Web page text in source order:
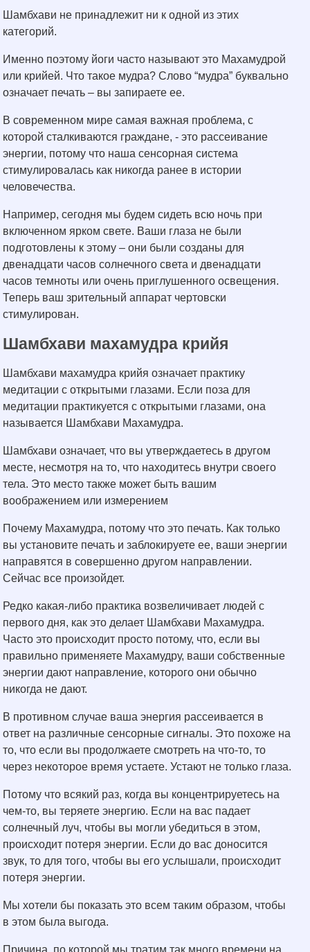
Шамбхави не принадлежит ни к одной из этих
категорий.
Именно поэтому йоги часто называют это Махамудрой
или крийей. Что такое мудра? Слово “мудра” буквально
означает печать – вы запираете ее.
В современном мире самая важная проблема, с
которой сталкиваются граждане, - это рассеивание
энергии, потому что наша сенсорная система
стимулировалась как никогда ранее в истории
человечества.
Например, сегодня мы будем сидеть всю ночь при
включенном ярком свете. Ваши глаза не были
подготовлены к этому – они были созданы для
двенадцати часов солнечного света и двенадцати
часов темноты или очень приглушенного освещения.
Теперь ваш зрительный аппарат чертовски
стимулирован.
Шамбхави махамудра крийя
Шамбхави махамудра крийя означает практику
медитации с открытыми глазами. Если поза для
медитации практикуется с открытыми глазами, она
называется Шамбхави Махамудра.
Шамбхави означает, что вы утверждаетесь в другом
месте, несмотря на то, что находитесь внутри своего
тела. Это место также может быть вашим
воображением или измерением
Почему Махамудра, потому что это печать. Как только
вы установите печать и заблокируете ее, ваши энергии
направятся в совершенно другом направлении.
Сейчас все произойдет.
Редко какая-либо практика возвеличивает людей с
первого дня, как это делает Шамбхави Махамудра.
Часто это происходит просто потому, что, если вы
правильно применяете Махамудру, ваши собственные
энергии дают направление, которого они обычно
никогда не дают.
В противном случае ваша энергия рассеивается в
ответ на различные сенсорные сигналы. Это похоже на
то, что если вы продолжаете смотреть на что-то, то
через некоторое время устаете. Устают не только глаза.
Потому что всякий раз, когда вы концентрируетесь на
чем-то, вы теряете энергию. Если на вас падает
солнечный луч, чтобы вы могли убедиться в этом,
происходит потеря энергии. Если до вас доносится
звук, то для того, чтобы вы его услышали, происходит
потеря энергии.
Мы хотели бы показать это всем таким образом, чтобы
в этом была выгода.
Причина, по которой мы тратим так много времени на